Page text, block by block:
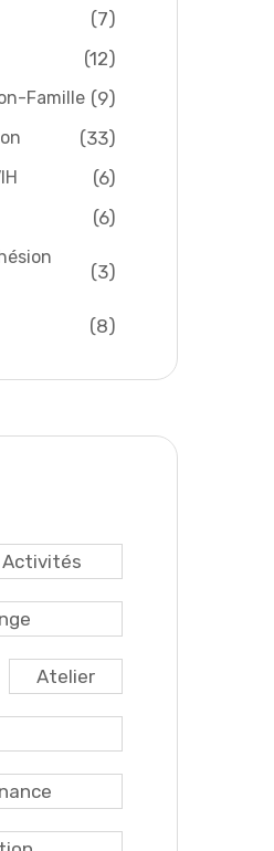
(7)
(12)
Famille (9)
(33)
(6)
(6)
(3)
(8)
Activités
Atelier